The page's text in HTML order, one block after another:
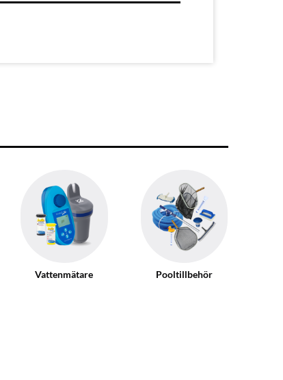
Vattenmätare Pooltillbehör